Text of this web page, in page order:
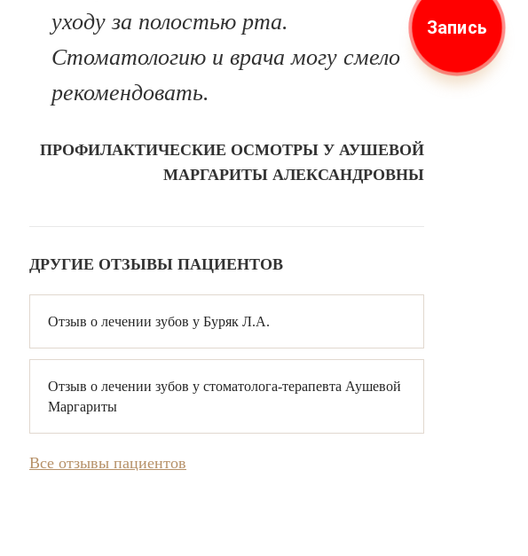
Запись
уходу за полостью рта.
Стоматологию и врача могу смело
рекомендовать.
ПРОФИЛАКТИЧЕСКИЕ ОСМОТРЫ У АУШЕВОЙ
МАРГАРИТЫ АЛЕКСАНДРОВНЫ
ДРУГИЕ ОТЗЫВЫ ПАЦИЕНТОВ
Отзыв о лечении зубов у Буряк Л.А.
Отзыв о лечении зубов у стоматолога-терапевта Аушевой
Маргариты
Все отзывы пациентов